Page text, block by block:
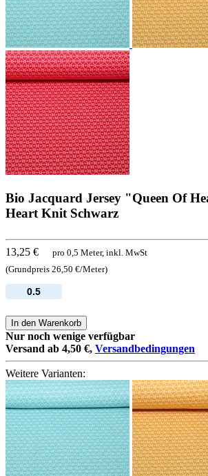
Bio Jacquard Jersey "Queen Of
Heart Knit Schwarz
13,25 €
pro 0,5 Meter, inkl. MwSt
(Grundpreis 26,50 €/Meter)
In den Warenkorb
Nur noch wenige verfügbar
Versand ab 4,50 €, Versandbedingungen
Weitere Varianten: